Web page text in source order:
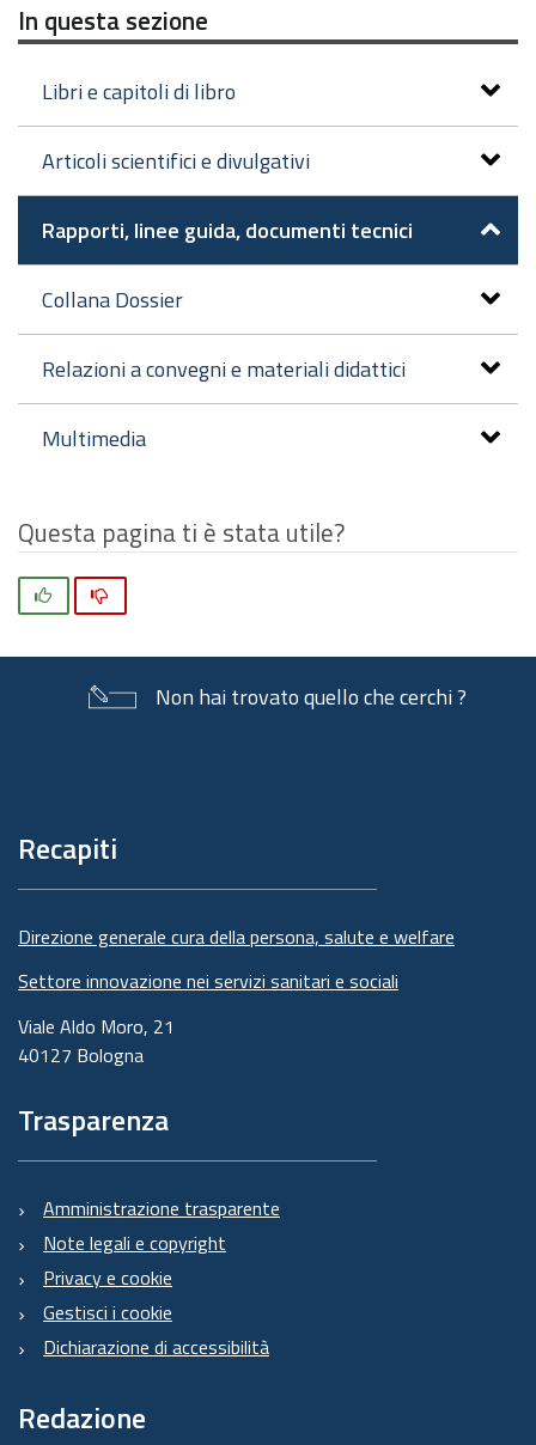
In questa sezione
Libri e capitoli di libro
Articoli scientifici e divulgativi
Rapporti, linee guida, documenti tecnici
Collana Dossier
Relazioni a convegni e materiali didattici
Multimedia
Questa pagina ti è stata utile?
Non hai trovato quello che cerchi ?
pagina
Recapiti
Direzione generale cura della persona, salute e welfare
Settore innovazione nei servizi sanitari e sociali
Viale Aldo Moro, 21
40127 Bologna
Trasparenza
Amministrazione trasparente
Note legali e copyright
Privacy e cookie
Gestisci i cookie
Dichiarazione di accessibilità
Redazione